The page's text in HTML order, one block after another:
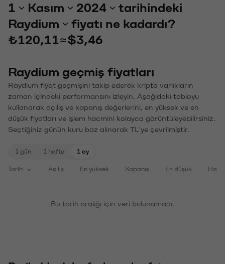
1 Kasım 2024
tarihindeki
Raydium
fiyatı ne kadardı?
₺120,11 ≈$3,46
Raydium geçmiş fiyatları
Raydium fiyat geçmişini takip ederek kripto varlıkların
zaman içindeki performansını izleyin. Aşağıdaki tabloyu
kullanarak açılış ve kapanış değerlerini, en yüksek ve en
düşük fiyatları ve işlem hacmini kolayca görüntüleyebilirsiniz.
Seçtiğiniz günün kuru baz alınarak TL'ye çevrilmiştir.
1 gün 1 hafta 1 ay
Tarih Açılış En yüksek Kapanış En düşük
Bu tarih aralığı için veri bulunamadı.